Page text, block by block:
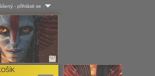
- přihlásit se